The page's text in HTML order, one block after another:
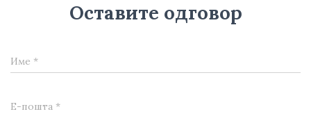
Оставите одговор
Име *
Е-пошта *